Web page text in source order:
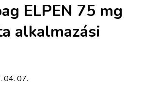
ELPEN 75 mg
alkalmazási
04. 07.